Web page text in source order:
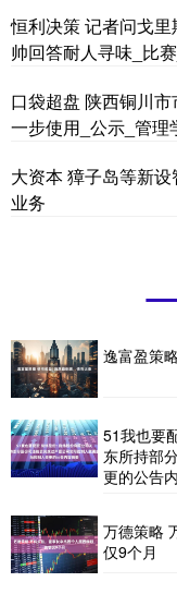
恒利决策 记者问戈
帅回答耐人寻味_比
口袋超盘 陕西铜川
一步使用_公示_管理
大资本 獐子岛等新
业务
逸富盈策
51我也要
东所持部
更的公告
万德策略
仅9个月